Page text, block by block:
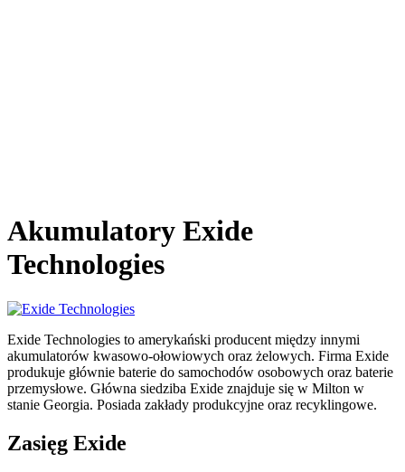
Akumulatory Exide
Technologies
Exide Technologies to amerykański producent między innymi
akumulatorów kwasowo-ołowiowych oraz żelowych. Firma Exide
produkuje głównie baterie do samochodów osobowych oraz baterie
przemysłowe. Główna siedziba Exide znajduje się w Milton w
stanie Georgia. Posiada zakłady produkcyjne oraz recyklingowe.
Zasięg Exide